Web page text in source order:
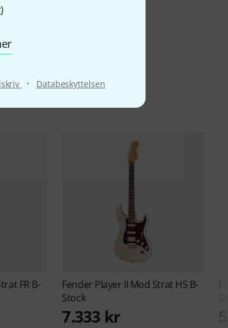
)
· Databeskyttelsen
FR B-
Fender Player II Mod Strat HS B-
Stock
7.333 kr